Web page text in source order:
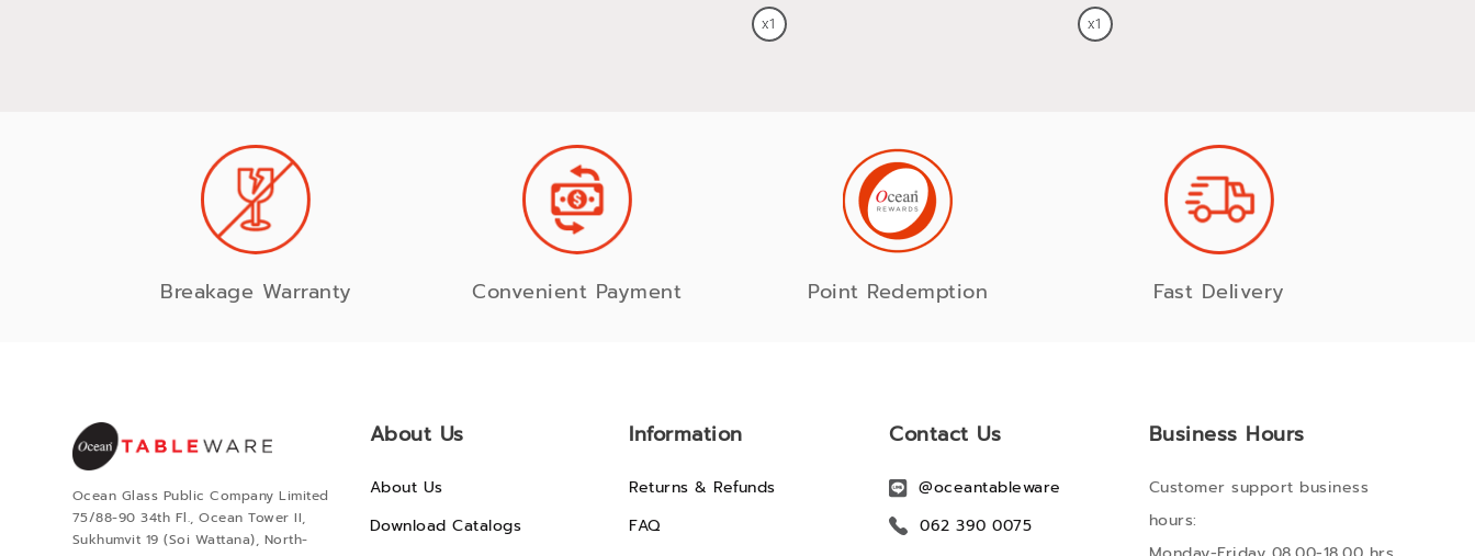
Breakage Warranty Convenient Payment Point Redemption Fast Delivery
Ocean Glass Public Company Limited
75/88-90 34th Fl., Ocean Tower II,
Sukhumvit 19 (Soi Wattana), North-
About Us
About Us
Download Catalogs
Information
Returns & Refunds
FAQ
Contact Us
@oceantableware
062 390 0075
Business Hours
Customer support business
hours: